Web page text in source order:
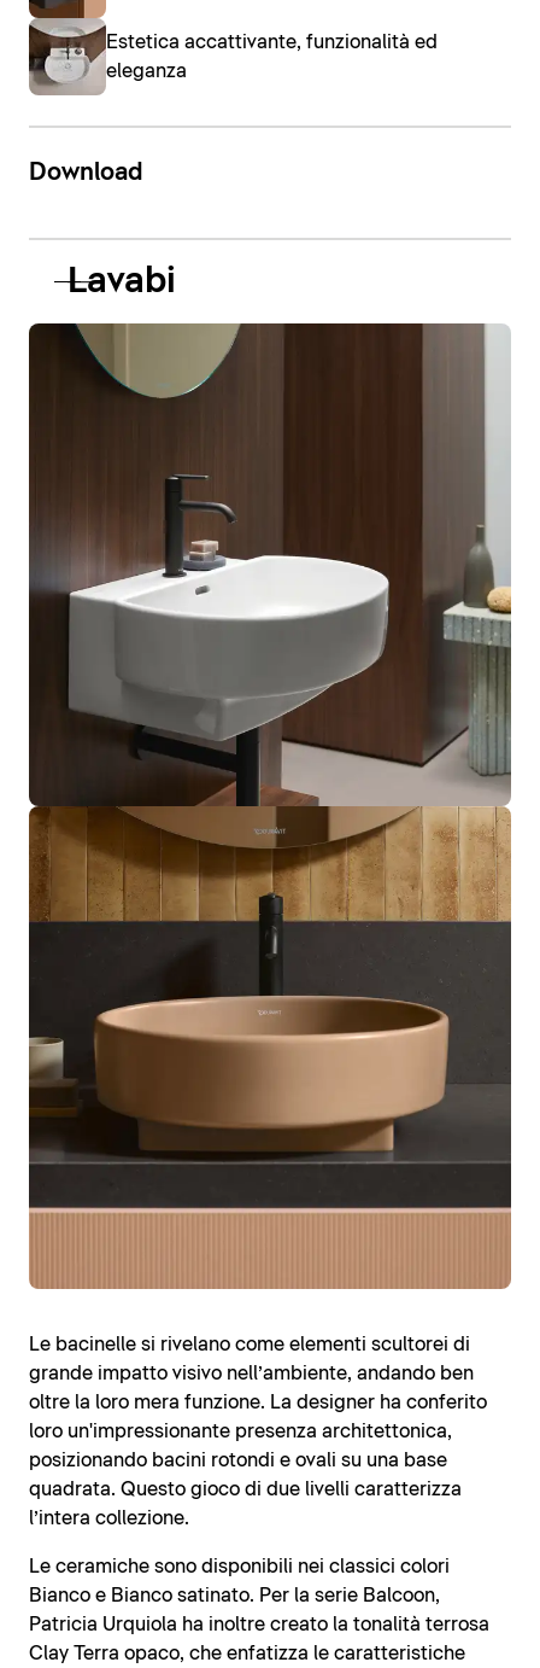
Estetica accattivante, funzionalità ed
eleganza
Download
Lavabi
Le bacinelle si rivelano come elementi scultorei di
grande impatto visivo nell’ambiente, andando ben
oltre la loro mera funzione. La designer ha conferito
loro un'impressionante presenza architettonica,
posizionando bacini rotondi e ovali su una base
quadrata. Questo gioco di due livelli caratterizza
l’intera collezione.
Le ceramiche sono disponibili nei classici colori
Bianco e Bianco satinato. Per la serie Balcoon,
Patricia Urquiola ha inoltre creato la tonalità terrosa
Clay Terra opaco, che enfatizza le caratteristiche